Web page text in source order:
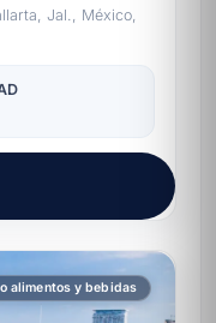
Jal., México,
alimentos y bebidas